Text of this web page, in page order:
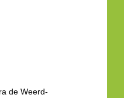
de Weerd-